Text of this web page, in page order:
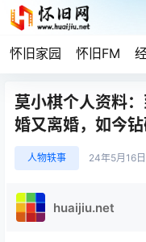
怀旧家园 怀旧FM
莫小棋个人资料
婚又离婚，如今
人物轶事 24年5月16日
huaijiu.net